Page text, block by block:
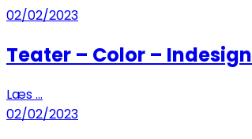
02/02/2023
Teater – Color – Indesign
Læs ...
02/02/2023